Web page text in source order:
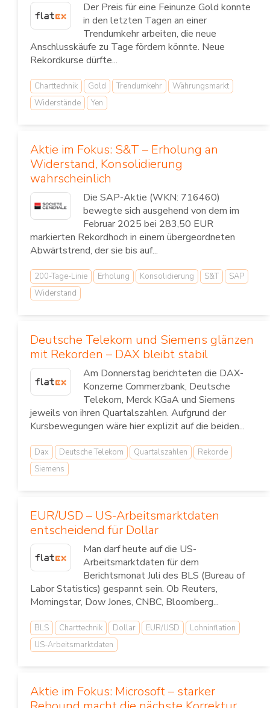
Der Preis für eine Feinunze Gold konnte
in den letzten Tagen an einer
Trendumkehr arbeiten, die neue
Anschlusskäufe zu Tage fördern könnte. Neue
Rekordkurse dürfte...
Charttechnik Gold Trendumkehr
Währungsmarkt
Widerstände
Yen
Aktie im Fokus: S&T – Erholung an
Widerstand, Konsolidierung
wahrscheinlich
Die SAP-Aktie (WKN: 716460)
bewegte sich ausgehend von dem im
Februar 2025 bei 283,50 EUR
markierten Rekordhoch in einem übergeordneten
Abwärtstrend, der sie bis auf...
200-Tage-Linie Erholung Konsolidierung S&T
SAP
Widerstand
Deutsche Telekom und Siemens glänzen
mit Rekorden – DAX bleibt stabil
Am Donnerstag berichteten die DAX-
Konzerne Commerzbank, Deutsche
Telekom, Merck KGaA und Siemens
jeweils von ihren Quartalszahlen. Aufgrund der
Kursbewegungen wäre hier explizit auf die beiden...
Dax Deutsche Telekom Quartalszahlen
Rekorde
Siemens
EUR/USD – US-Arbeitsmarktdaten
entscheidend für Dollar
Man darf heute auf die US-
Arbeitsmarktdaten für dem
Berichtsmonat Juli des BLS (Bureau of
Labor Statistics) gespannt sein. Ob Reuters,
Morningstar, Dow Jones, CNBC, Bloomberg...
BLS Charttechnik Dollar EUR/USD
Lohninflation
US-Arbeitsmarktdaten
Aktie im Fokus: Microsoft – starker